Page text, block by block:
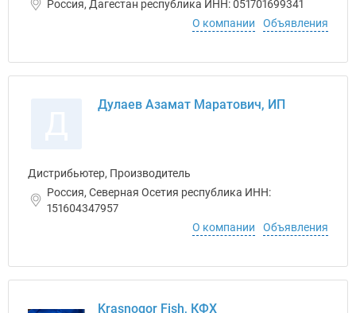
Россия, Дагестан республика ИНН: 051701699341
О компании
Объявления
Дулаев Азамат Маратович, ИП
Дистрибьютер, Производитель
Россия, Северная Осетия республика ИНН:
151604347957
О компании
Объявления
Krasnogor Fish, КФХ